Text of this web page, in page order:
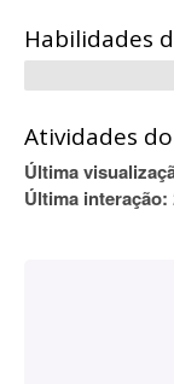
Habilidades
Atividades
Última
Última interação: